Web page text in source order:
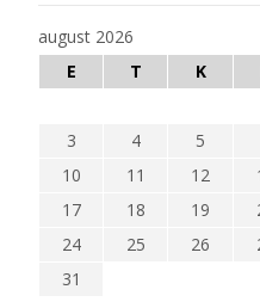
august 2026
E
T K
3
4 5
10
11 12
17
18 19
24
25 26
31